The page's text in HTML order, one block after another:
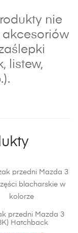
nie
listew,
przedni Mazda 3
Hatchback